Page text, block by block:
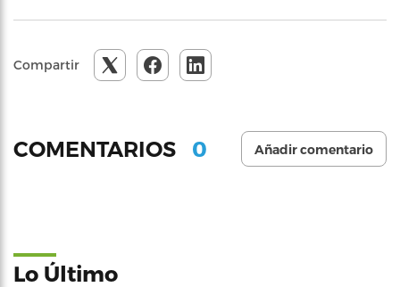
Compartir
COMENTARIOS 0 Añadir comentario
Lo Último